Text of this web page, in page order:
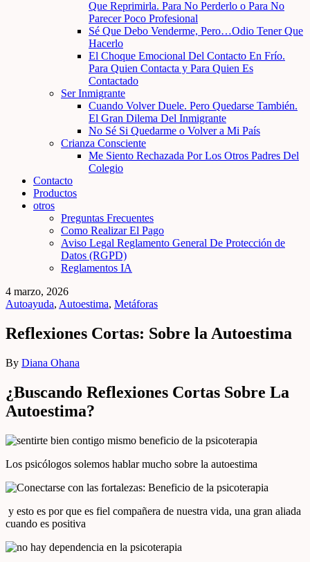
Que Reprimirla. Para No Perderlo o Para No
Parecer Poco Profesional
Sé Que Debo Venderme, Pero…Odio Tener Que
Hacerlo
El Choque Emocional Del Contacto En Frío.
Para Quien Contacta y Para Quien Es
Contactado
Ser Inmigrante
Cuando Volver Duele. Pero Quedarse También.
El Gran Dilema Del Inmigrante
No Sé Si Quedarme o Volver a Mi País
Crianza Consciente
Me Siento Rechazada Por Los Otros Padres Del
Colegio
Contacto
Productos
otros
Preguntas Frecuentes
Como Realizar El Pago
Aviso Legal Reglamento General De Protección de
Datos (RGPD)
Reglamentos IA
4 marzo, 2026
Autoayuda, Autoestima, Metáforas
Reflexiones Cortas: Sobre la Autoestima
By Diana Ohana
¿Buscando Reflexiones Cortas Sobre La
Autoestima?
Los psicólogos solemos hablar mucho sobre la autoestima
y esto es por que es fiel compañera de nuestra vida, una gran aliada
cuando es positiva